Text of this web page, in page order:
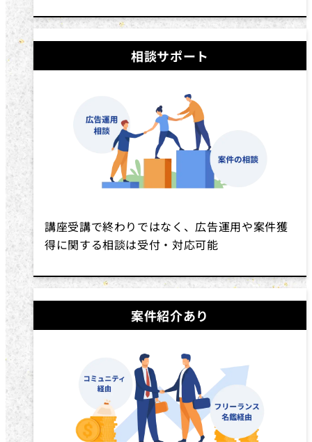
相談サポート
講座受講で終わりではなく、広告運用や案件獲
得に関する相談は受付・対応可能
案件紹介あり